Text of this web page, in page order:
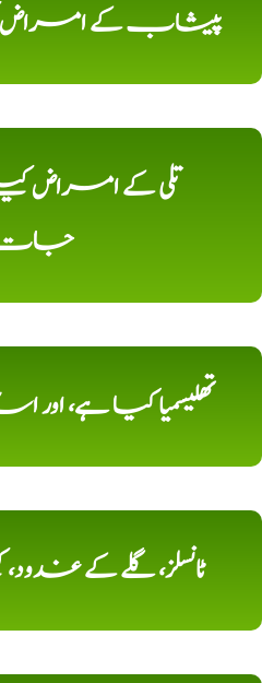
پیشاب کے امراض
تلی کے امراض
تھلیسمیا کیا ہے،
ٹانسلز، گلے کے